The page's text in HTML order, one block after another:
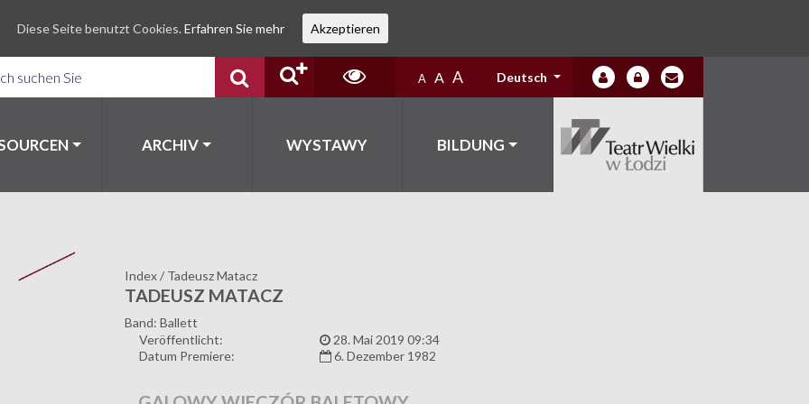
A A A Deutsch
ARCHIV WYSTAWY BILDUNG
Index/ Tadeusz Matacz
TADEUSZ MATACZ
Band: Ballett
Veröffentlicht:
28. Mai 2019 09:34
Datum Premiere:
6. Dezember 1982
Diese Seite benutzt Cookies. Erfahren Sie mehr Akzeptieren